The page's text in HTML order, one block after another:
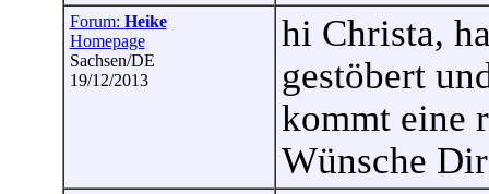
Forum: Heike
Homepage
Sachsen/DE
19/12/2013
hi Christa,
gestöbert
kommt eine
Wünsche